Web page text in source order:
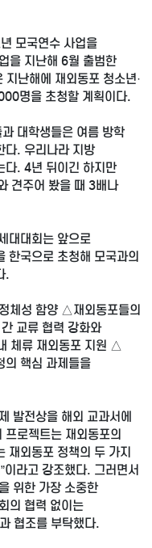
모국연수 사업을
을 지난해 6월 출범한
난해에 재외동포 청소년·
명을 초청할 계획이다.
대학생들은 여름 방학
다. 우리나라 지방
다. 4년 뒤이긴 하지만
견주어 봤을 때 3배나
대대회는 앞으로
한국으로 초청해 모국과의
.
체성 함양 △재외동포들의
교류 협력 강화와
체류 재외동포 지원 △
의 핵심 과제들을
발전상을 해외 교과서에
프로젝트는 재외동포의
재외동포 정책의 두 가지
이라고 강조했다. 그러면서
위한 가장 소중한
의 협력 없이는
협조를 부탁했다.